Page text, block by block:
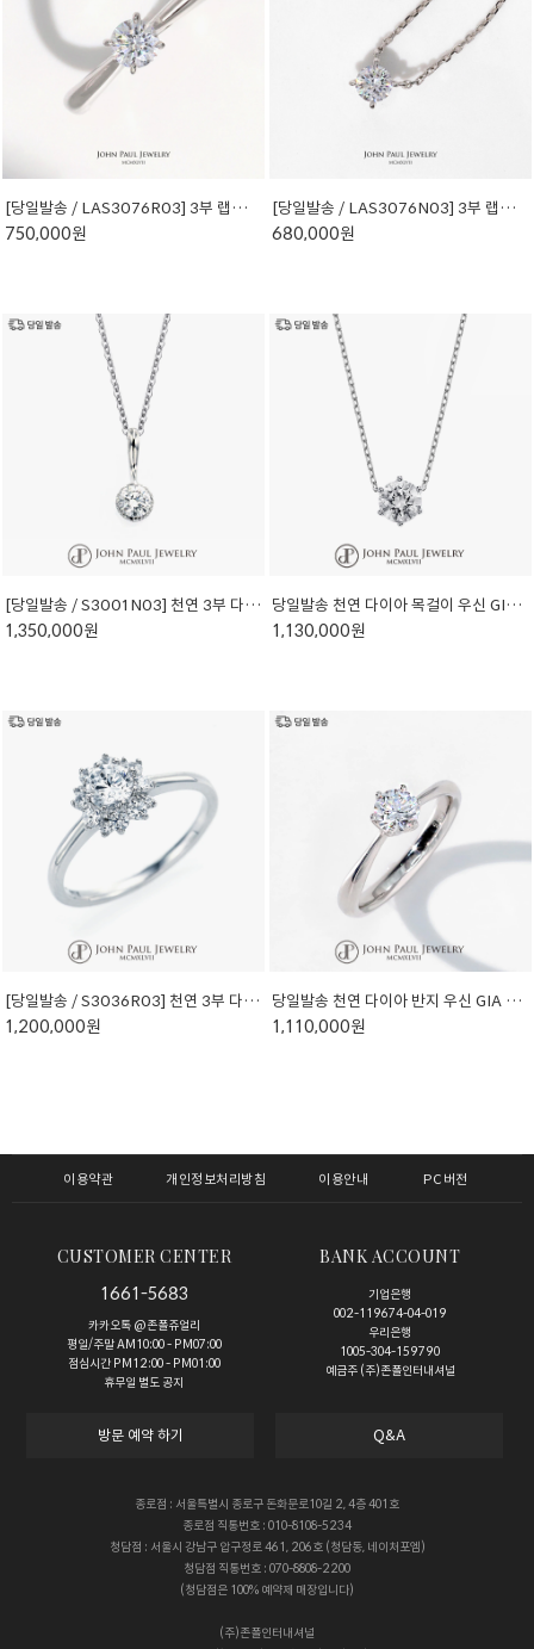
[당일발송 / LAS3076R03] 3부 랩다이아몬드 반지
750,000원
[당일발송 / LAS3076N03] 3부 랩다이아몬드 목걸이
680,000원
[당일발송 / S3001N03] 천연 3부 다이아몬드 목걸이
1,350,000원
당일발송 천연 다이아 목걸이 우신 GIA 3부 프로포즈 기념일 선물 W3010N03
1,130,000원
[당일발송 / S3036R03] 천연 3부 다이아몬드 반지
1,200,000원
당일발송 천연 다이아 반지 우신 GIA 3부 프로포즈 14K 18K 종로 예물 W3010R03
1,110,000원
이용약관 개인정보처리방침 이용안내 PC버전
CUSTOMER CENTER
1661-5683
카카오톡 @존폴쥬얼리
평일/주말 AM10:00 - PM07:00
점심시간 PM12:00 - PM01:00
휴무일 별도 공지
BANK ACCOUNT
기업은행
002-119674-04-019
우리은행
1005-304-159790
예금주 (주)존폴인터내셔널
방문 예약 하기 Q&A
종로점 : 서울특별시 종로구 돈화문로10길 2, 4층 401호
종로점 직통번호 : 010-8108-5234
청담점 : 서울시 강남구 압구정로 461, 206호 (청담동, 네이처포엠)
청담점 직통번호 : 070-8808-2200
(청담점은 100% 예약제 매장입니다)
(주)존폴인터내셔널